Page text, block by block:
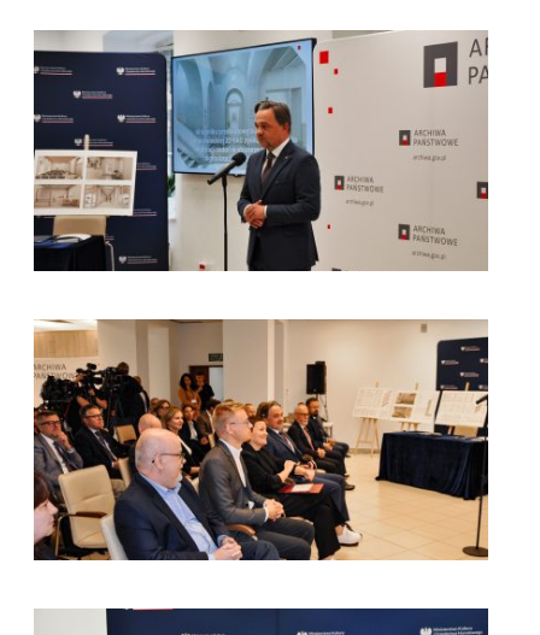
kliknięcie spowoduje powiększenie zdjęcia w galerii
kliknięcie spowoduje powiększenie zdjęcia w galerii
kliknięcie spowoduje powiększenie zdjęcia w galerii